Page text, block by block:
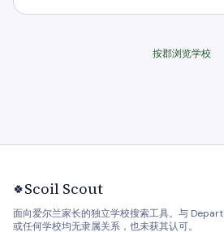
按郡浏览学校
🍀Scoil Scout
面向爱尔兰家长的独立学校搜索工具。与
或任何学校均无隶属关系，也未获其认可。